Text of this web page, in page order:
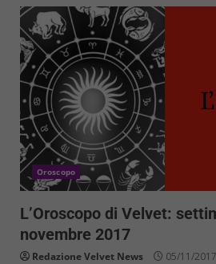
Oroscopo
L’Oroscopo di Velvet:
novembre 2017
Redazione Velvet News 05/11/2017